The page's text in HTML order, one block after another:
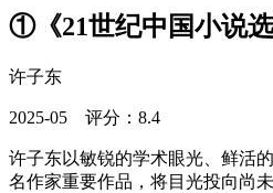
①《21世纪中国小说选
许子东
2025-05 评分：8.4
许子东以敏锐的学术眼光、鲜活
名作家重要作品，将目光投向尚